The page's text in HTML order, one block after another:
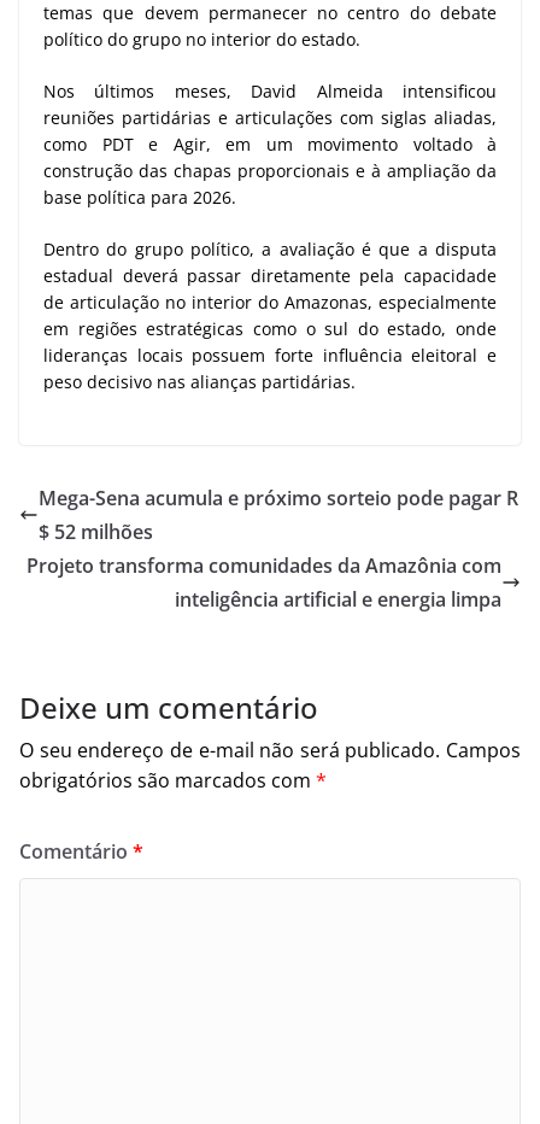
temas que devem permanecer no centro do debate
político do grupo no interior do estado.
Nos últimos meses, David Almeida intensificou
reuniões partidárias e articulações com siglas aliadas,
como PDT e Agir, em um movimento voltado à
construção das chapas proporcionais e à ampliação da
base política para 2026.
Dentro do grupo político, a avaliação é que a disputa
estadual deverá passar diretamente pela capacidade
de articulação no interior do Amazonas, especialmente
em regiões estratégicas como o sul do estado, onde
lideranças locais possuem forte influência eleitoral e
peso decisivo nas alianças partidárias.
Mega-Sena acumula e próximo sorteio pode pagar R
$ 52 milhões
Projeto transforma comunidades da Amazônia com
inteligência artificial e energia limpa
Deixe um comentário
O seu endereço de e-mail não será publicado. Campos
obrigatórios são marcados com *
Comentário *